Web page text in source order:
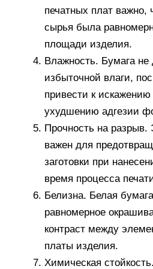
печатных плат
сырья была
площади изделия.
Влажность. Бумага
избыточной влаги,
привести к
ухудшению адгезии
Прочность на разрыв.
важен для
заготовки при
время процесса
Белизна. Белая
равномерное
контраст между
платы изделия.
Химическая